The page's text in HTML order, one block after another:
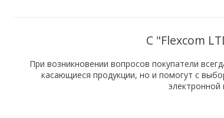
С "Flexcom
При возникновении вопросов покупатели
касающиеся продукции, но и помогут с